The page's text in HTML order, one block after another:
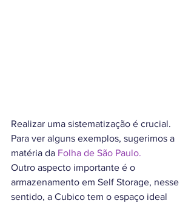
Realizar uma sistematização é crucial.
Para ver alguns exemplos, sugerimos a
matéria da Folha de São Paulo.
Outro aspecto importante é o
armazenamento em Self Storage, nesse
sentido, a Cubico tem o espaço ideal